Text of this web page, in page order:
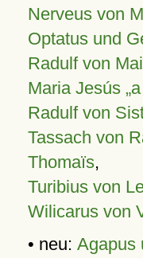
Nerveus von
Optatus und
Radulf von
Maria Jesús
Radulf von
Tassach von
Thomaïs,
Turibius von
Wilicarus von
• neu: Agapus